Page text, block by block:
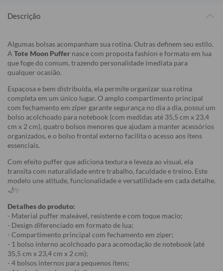
Descrição
Algumas bolsas acompanham sua rotina. Outras definem seu estilo.
A Tote Moon Puffer nasce com proposta fashion e formato em lua
que foge do comum, trazendo personalidade imediata para
qualquer ocasião.
Espaçosa e bem distribuída, ela permite organizar sua rotina
completa em um único lugar. O amplo compartimento principal
com fechamento em zíper garante segurança no dia a dia, possui um
bolso acolchoado para notebook (com medidas até 35,5 cm x 23,4
cm x 2 cm), quatro bolsos menores que ajudam a manter acessórios
organizados, e o bolso frontal externo facilita o acesso aos itens
essenciais.
Com efeito puffer que adiciona textura e leveza ao visual, ela
transita com naturalidade entre trabalho, faculdade e treino. Este
modelo une atitude, funcionalidade e versatilidade em cada detalhe.
🌙✨
Detalhes do produto:
- Material puffer maleável, resistente e com toque macio;
- Design diferenciado em formato de lua;
- Compartimento principal com fechamento em zíper;
- 1 bolso interno acolchoado para acomodação de notebook (até
35,5 cm x 23,4 cm x 2 cm);
- 4 bolsos internos para pequenos itens;